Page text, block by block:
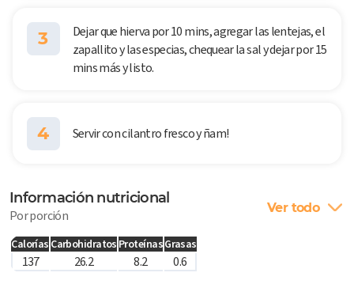
3
Dejar que hierva por 10 mins, agregar las lentejas, el
zapallito y las especias, chequear la sal y dejar por 15
mins más y listo.
4 Servir con cilantro fresco y ñam!
Información nutricional
Por porción Ver todo
Calorías Carbohidratos ProteínasGrasas
137 26.2 8.2 0.6